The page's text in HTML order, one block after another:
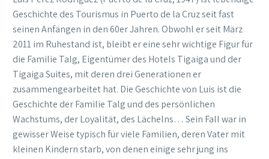
Geschichte des Tourismus in Puerto de la Cruz seit fast
seinen Anfängen in den 60er Jahren. Obwohl er seit März
2011 im Ruhestand ist, bleibt er eine sehr wichtige Figur für
die Familie Talg, Eigentümer des Hotels Tigaiga und der
Tigaiga Suites, mit deren drei Generationen er
zusammengearbeitet hat. Die Geschichte von Luis ist die
Geschichte der Familie Talg und des persönlichen
Wachstums, der Loyalität, des Lächelns… Sein Fall war in
gewisser Weise typisch für viele Familien, deren Vater mit
kleinen Kindern starb, von denen einige sehr jung ins